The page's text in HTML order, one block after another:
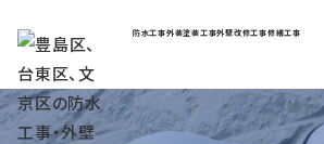
防水工事外装塗装工事外壁改修工事修繕工事